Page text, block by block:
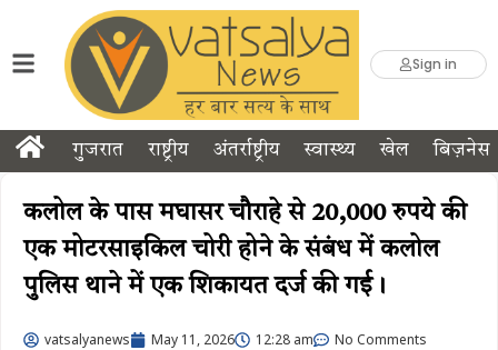
Sign in
गुजरात राष्ट्रीय अंतर्राष्ट्रीय स्वास्थ्य खेल बिज़नेस
कलोल के पास मघासर चौराहे से 20,000 रुपये की
एक मोटरसाइकिल चोरी होने के संबंध में कलोल
पुलिस थाने में एक शिकायत दर्ज की गई।
vatsalyanews May 11, 2026 12:28 am No Comments